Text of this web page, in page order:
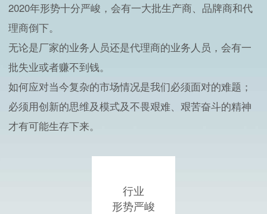
2020年形势十分严峻，会有一大批生产商、品牌商和代
理商倒下。
无论是厂家的业务人员还是代理商的业务人员，会有一
批失业或者赚不到钱。
如何应对当今复杂的市场情况是我们必须面对的难题；
必须用创新的思维及模式及不畏艰难、艰苦奋斗的精神
才有可能生存下来。
行业
形势严峻